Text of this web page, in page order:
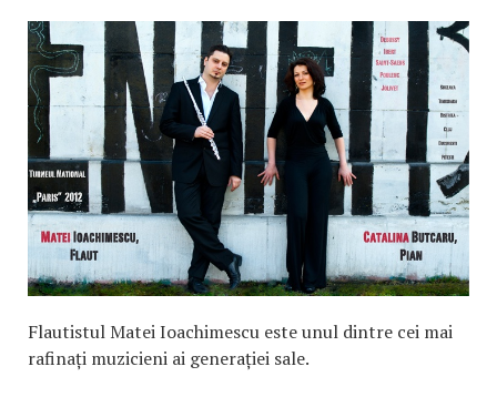
Flautistul Matei Ioachimescu este unul dintre cei mai
rafinați muzicieni ai generației sale.